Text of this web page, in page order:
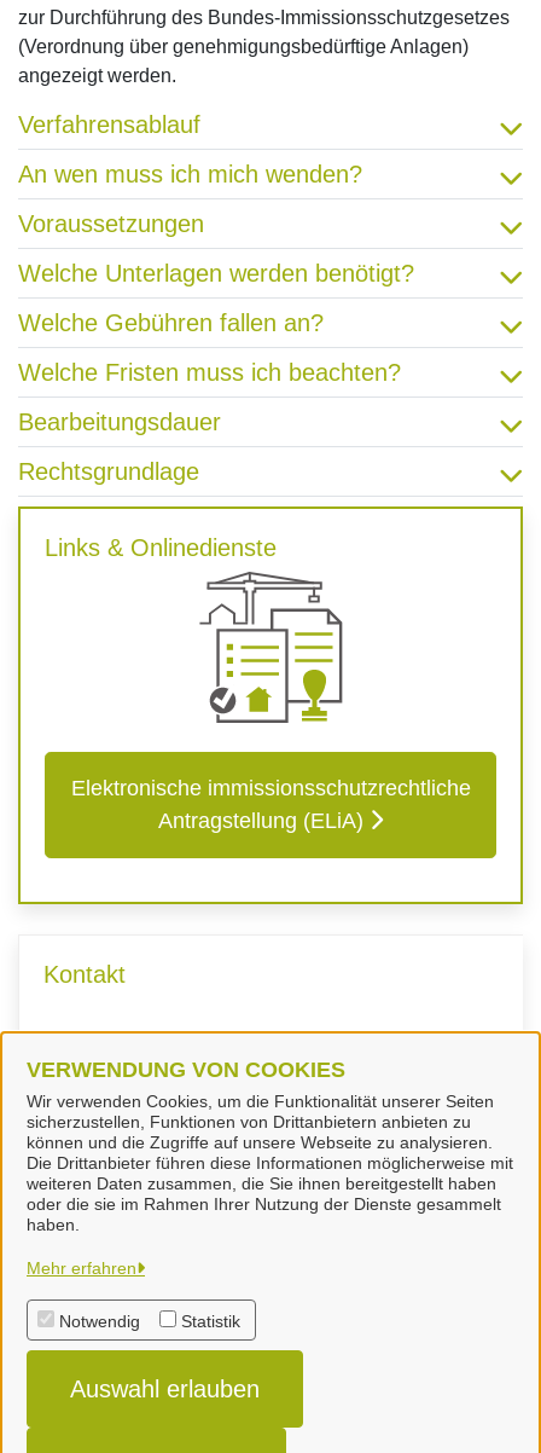
VERWENDUNG VON COOKIES
Wir verwenden Cookies, um die Funktionalität unserer Seiten
sicherzustellen, Funktionen von Drittanbietern anbieten zu
können und die Zugriffe auf unsere Webseite zu analysieren.
Die Drittanbieter führen diese Informationen möglicherweise mit
weiteren Daten zusammen, die Sie ihnen bereitgestellt haben
oder die sie im Rahmen Ihrer Nutzung der Dienste gesammelt
haben.
Mehr erfahren
Notwendig Statistik
Auswahl erlauben
zur Durchführung des Bundes-Immissionsschutzgesetzes
(Verordnung über genehmigungsbedürftige Anlagen)
angezeigt werden.
Verfahrensablauf
An wen muss ich mich wenden?
Voraussetzungen
Welche Unterlagen werden benötigt?
Welche Gebühren fallen an?
Welche Fristen muss ich beachten?
Bearbeitungsdauer
Rechtsgrundlage
Links & Onlinedienste
Elektronische immissionsschutzrechtliche
Antragstellung (ELiA)
Kontakt
Landkreis Peine
Alle Rechte vorbehalten